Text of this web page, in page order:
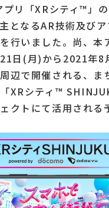
プリ「XRシティ™」
となるAR技術及び
行いました。尚、本
日(月)から2021年8
辺で開催される、ま
XRシティ™
クトにて活用される